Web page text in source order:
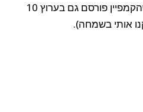
לא ראיתי, אבל אני משער שהקמפיין פורסם גם בערוץ 10
אותי בשמחה).